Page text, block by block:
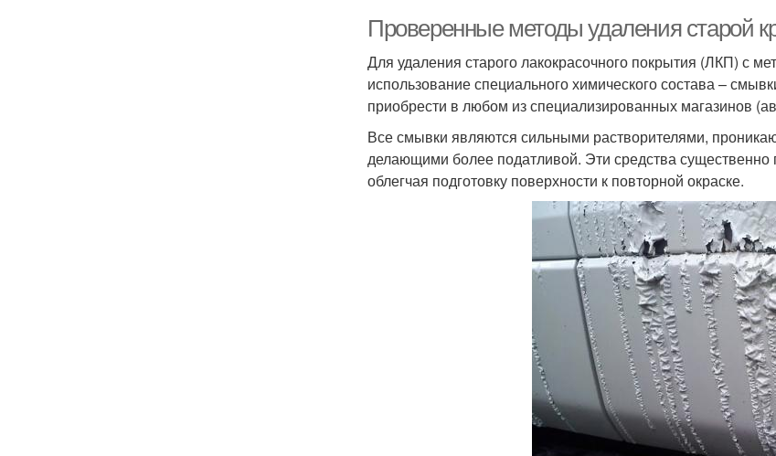
Проверенные методы удаления старой
Для удаления старого лакокрасочного покрытия (ЛКП) с
использование специального химического состава –
приобрести в любом из специализированных магазинов
Все смывки являются сильными растворителями,
делающими более податливой. Эти средства
облегчая подготовку поверхности к повторной окраске.